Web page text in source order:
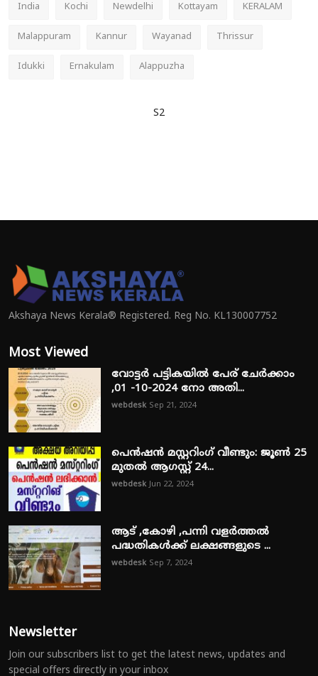
India Kochi Newdelhi Kottayam KERALAM
Malappuram Kannur Wayanad Thrissur
Idukki Ernakulam Alappuzha
S2
Akshaya News Kerala® Registered. Reg No. KL130007752
Most Viewed
വോട്ടർ പട്ടികയിൽ പേര് ചേർക്കാം
,01 -10-2024 നോ അതി...
webdesk Sep 21, 2024
പെൻഷൻ മസ്റ്ററിംഗ് വീണ്ടും: ജൂൺ 25
മുതൽ ആഗസ്റ്റ് 24...
webdesk Jun 22, 2024
ആട് ,കോഴി ,പന്നി വളർത്തൽ
പദ്ധതികൾക്ക് ലക്ഷങ്ങളുടെ ...
webdesk Sep 7, 2024
Newsletter
Join our subscribers list to get the latest news, updates and
special offers directly in your inbox